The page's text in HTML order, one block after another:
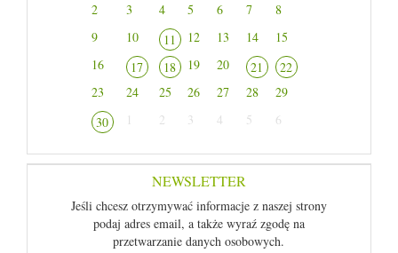
2
3 4 5 6 7
8
9
10 11 12 13 14
15
16
17 18 19 20 21
22
23
24 25 26 27 28
29
30
1 2 3 4 5 6
NEWSLETTER
Jeśli chcesz otrzymywać informacje z naszej strony
podaj adres email, a także wyraź zgodę na
przetwarzanie danych osobowych.